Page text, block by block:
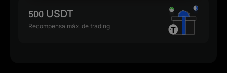
500 USDT
Recompensa máx. de trading